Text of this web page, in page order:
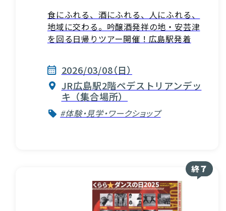
食にふれる、酒にふれる、人にふれる、
地域に交わる。吟醸酒発祥の地・安芸津
を回る日帰りツアー開催！広島駅発着
2026/03/08（日）
JR広島駅2階ペデストリアンデッ
キ（集合場所）
#体験・見学・ワークショップ